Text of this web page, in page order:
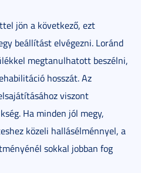
jön a következő, ezt
beállítást elvégezni. Loránd
megtanulhatott beszélni,
hosszát. Az
viszont
Ha minden jól megy,
közeli hallásélménnyel, a
sokkal jobban fog